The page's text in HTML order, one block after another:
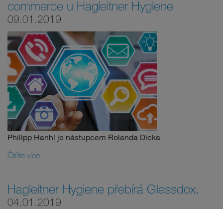
commerce u Hagleitner Hygiene
09.01.2019
Philipp Hanhl je nástupcem Rolanda Dicka
Čtěte více
Hagleitner Hygiene přebírá Glessdox.
04.01.2019